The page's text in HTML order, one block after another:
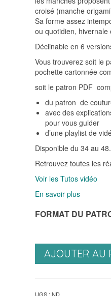
croisé (manche
Sa forme assez
ou quotidien, hivernale
Déclinable en 6
Vous trouverez soit le
pochette cartonnée
soit le patron PDF
du patron de
avec des
pour vous guider
d’une playlist de
Disponible du 34 au 48.
Retrouvez toutes les
Voir les Tutos vidéo
En savoir plus
FORMAT DU
AJOUTER AU
UGS : ND